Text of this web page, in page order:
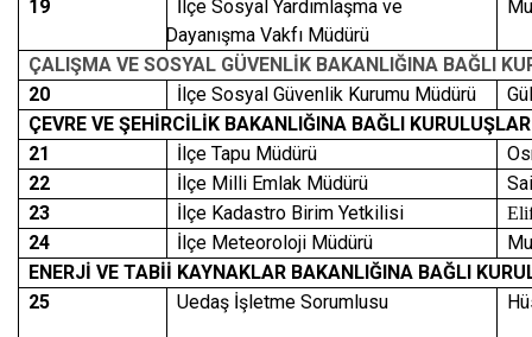
19
İlçe Sosyal Yardımlaşma ve
Dayanışma Vakfı Müdürü
ÇALIŞMA VE SOSYAL GÜVENLİK BAKANLIĞINA BAĞLI
20
İlçe Sosyal Güvenlik Kurumu Müdürü
ÇEVRE VE ŞEHİRCİLİK BAKANLIĞINA BAĞLI KURULUŞLAR
21
İlçe Tapu Müdürü
22
İlçe Milli Emlak Müdürü
23
İlçe Kadastro Birim Yetkilisi
24 İlçe Meteoroloji Müdürü
ENERJİ VE TABİİ KAYNAKLAR BAKANLIĞINA BAĞLI
25
Uedaş İşletme Sorumlusu